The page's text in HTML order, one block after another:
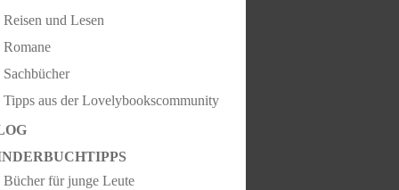
Reisen und Lesen
Romane
Sachbücher
Tipps aus der Lovelybookscommunity
Bücher für junge Leute